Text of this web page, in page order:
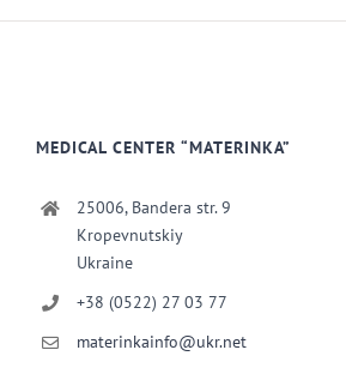
MEDICAL CENTER “MATERINKA”
25006, Bandera str. 9
Kropevnutskiy
Ukraine
+38 (0522) 27 03 77
materinkainfo@ukr.net